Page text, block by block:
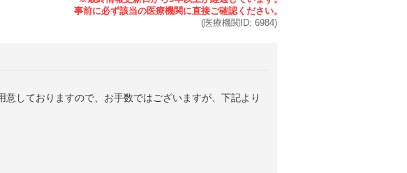
(医療機関ID: 6984)
しておりますので、お手数ではございますが、下記より